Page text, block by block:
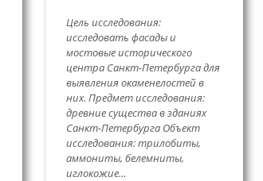
Цель исследования:
исследовать фасады и
мостовые исторического
центра Санкт-Петербурга для
выявления окаменелостей в
них. Предмет исследования:
древние существа в зданиях
Санкт-Петербурга Объект
исследования: трилобиты,
аммониты, белемниты,
иглокожие…